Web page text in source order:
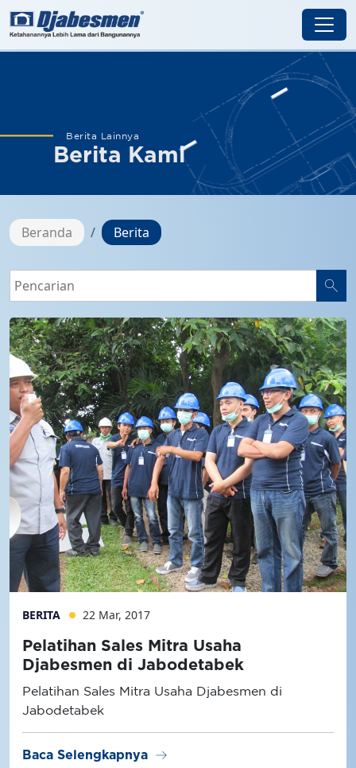
Berita Lainnya
Berita Kami
Beranda Berita
BERITA 22 Mar, 2017
Pelatihan Sales Mitra Usaha
Djabesmen di Jabodetabek
Pelatihan Sales Mitra Usaha Djabesmen di
Jabodetabek
Baca Selengkapnya arrow_right_alt
search